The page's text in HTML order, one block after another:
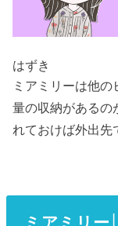
はずき
ミアミリーは他
量の収納があるの
れておけば外出先
ミアミリー